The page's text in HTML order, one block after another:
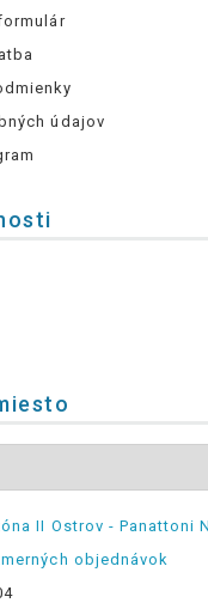
údajov
II Ostrov - Panattoni
objednávok